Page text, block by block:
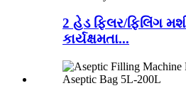
2 હેડ ફિલર/ફિલિંગ
કાર્યક્ષમતા...